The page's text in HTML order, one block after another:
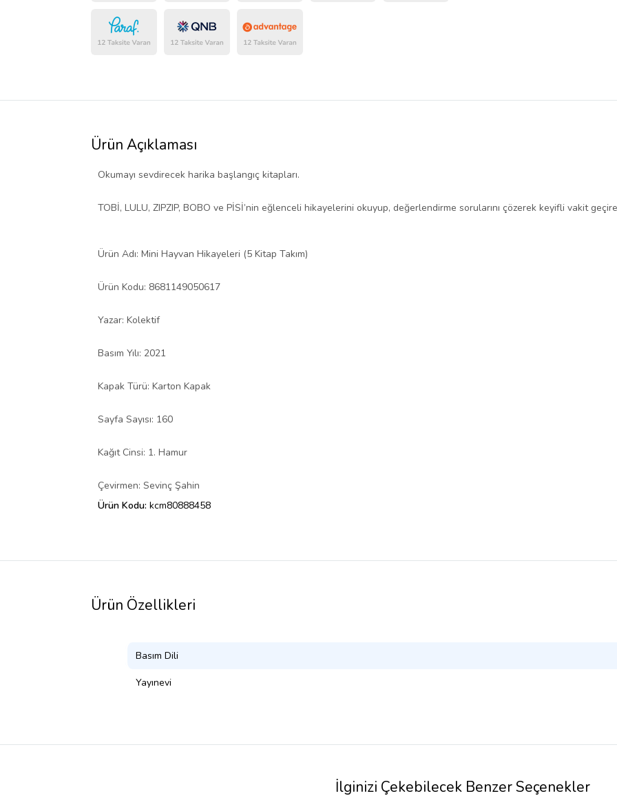
Ürün Açıklaması
Okumayı sevdirecek harika başlangıç kitapları.
TOBİ, LULU, ZIPZIP, BOBO ve PİSİ’nin eğlenceli hikayelerini okuyup, değerlendirme sorularını çözerek keyifli vakit
Ürün Adı: Mini Hayvan Hikayeleri (5 Kitap Takım)
Ürün Kodu: 8681149050617
Yazar: Kolektif
Basım Yılı: 2021
Kapak Türü: Karton Kapak
Sayfa Sayısı: 160
Kağıt Cinsi: 1. Hamur
Çevirmen: Sevinç Şahin
Ürün Kodu: kcm80888458
Ürün Özellikleri
Basım Dili
Yayınevi
İlginizi Çekebilecek Benzer Seçenekler